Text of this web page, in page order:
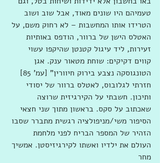
טעמיהם היו שונים מאוד, אבל שוב ושוב
הטרידו אותו המחשבות – לא רחוק משם, על
האטלס הישן של ברוור, הודפס באותיות
זעירות, ליד עיגול קטנטן שהיקפו עשוי
קווים דקיקים: שוחת מטאור ענק. אגן
הטונגוסקה נצבע בירוק חיוורין" [עמ' 85]
חזרתי לגלובוס, לאטלס ברוור של יסודי
ותיכון. חשבתי על הקירגיזית שרוצה
שאכתוב על סקס. בראשון מתוך שני חצאי
הסיפור משי/מניפולציה רגשית מתברר שסבו
הזהיר של המספר הבריח לפני מלחמת
העולם את ילדיו ואשתו לקירגיזיסטן. אמשיך
מחר